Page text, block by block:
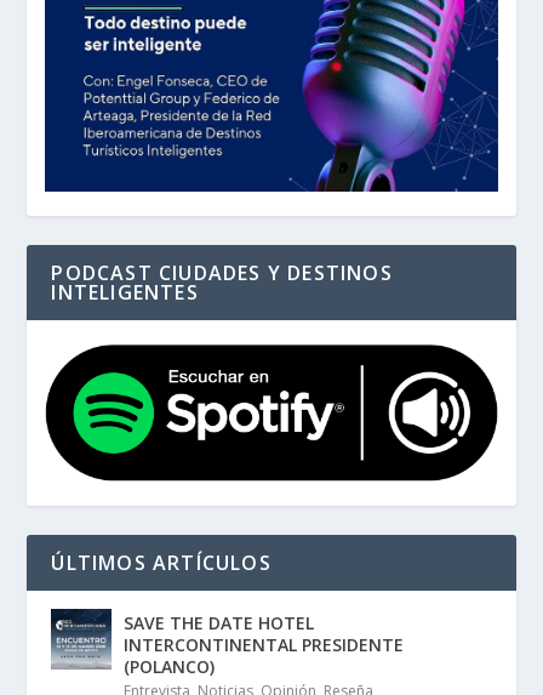
PODCAST CIUDADES Y DESTINOS
INTELIGENTES
ÚLTIMOS ARTÍCULOS
SAVE THE DATE HOTEL
INTERCONTINENTAL PRESIDENTE
(POLANCO)
Entrevista, Noticias, Opinión, Reseña